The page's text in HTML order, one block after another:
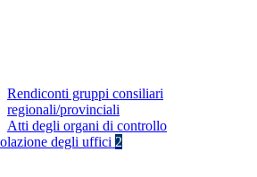
Rendiconti gruppi consiliari
regionali/provinciali
Atti degli organi di controllo
degli uffici 2